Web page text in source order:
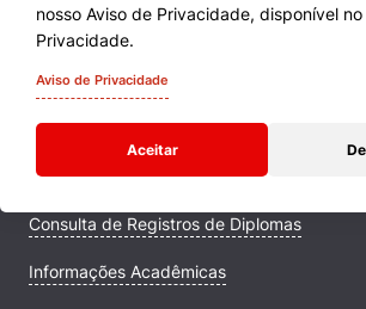
nosso Aviso de Privacidade, disponível
Privacidade.
Aviso de Privacidade
Aceitar
Cursos
Quem Somos
Comunidade Transforme
Campus
Consulta de Registros de Diplomas
Informações Acadêmicas